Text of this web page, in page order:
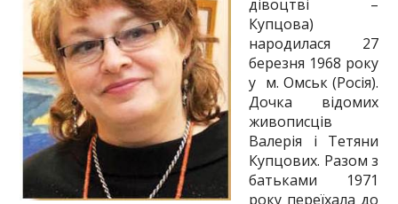
дівоцтві –
Купцова)
народилася 27
березня 1968 року
у м. Омськ (Росія).
Дочка відомих
живописців
Валерія і Тетяни
Купцових. Разом з
батьками 1971
року переїхала до